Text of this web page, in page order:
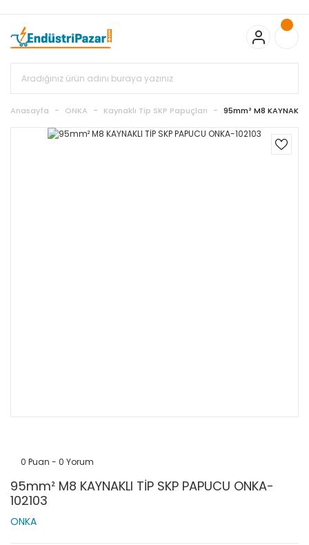
Bayonet J Tip Termokupul Ürünlerinde 50 Adet Alımlarda
Sepette Ekstra %5 İskonto...
50.000,00TL ve Üzeri EMKO Ürünleri
Alışverişlerinizde Sepette %5 EK İNDİRİM...
%15 İskonto... 50.000,00TL ve Üzeri GEMO Ürünleri
Alışverişlerinizde Sepette %3 EK İNDİRİM...
Standart Bayonet J Tip Termokupul Ürünlerinde 100 Adet
Anasayfa ONKA Kaynaklı Tip SKP Papuçları 95mm² M8 KAYNAKLI
0 Puan - 0 Yorum
95mm² M8 KAYNAKLI TİP SKP PAPUCU ONKA-
102103
ONKA